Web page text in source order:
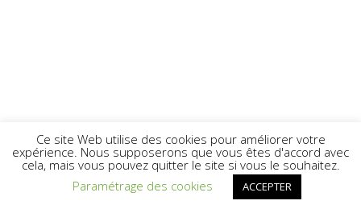
Ce site Web utilise des cookies pour améliorer votre
expérience. Nous supposerons que vous êtes d'accord avec
cela, mais vous pouvez quitter le site si vous le souhaitez.
Paramétrage des cookies
ACCEPTER